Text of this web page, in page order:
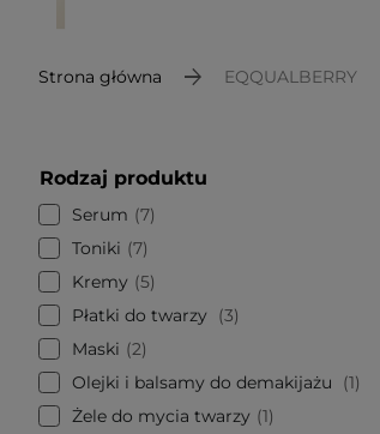
Strona główna EQQUALBERRY
Rodzaj produktu
Serum
7
Toniki
7
Kremy
5
Płatki do twarzy
3
Maski
2
Olejki i balsamy do demakijażu
1
Żele do mycia twarzy
1